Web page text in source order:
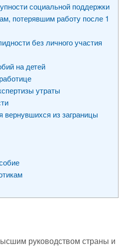
социальной поддержки
потерявшим работу после 1
без личного участия
на детей
утраты
вернувшихся из заграницы
руководством страны и